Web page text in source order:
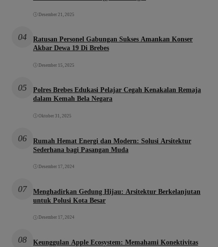
Desember 21, 2025
04
Ratusan Personel Gabungan Sukses Amankan Konser
Akbar Dewa 19 Di Brebes
Desember 15, 2025
05
Polres Brebes Edukasi Pelajar Cegah Kenakalan Remaja
dalam Kemah Bela Negara
Oktober 31, 2025
06
Rumah Hemat Energi dan Modern: Solusi Arsitektur
Sederhana bagi Pasangan Muda
Desember 17, 2024
07
Menghadirkan Gedung Hijau: Arsitektur Berkelanjutan
untuk Polusi Kota Besar
Desember 17, 2024
08
Keunggulan Apple Ecosystem: Memahami Konektivitas